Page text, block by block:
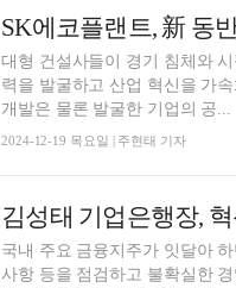
SK에코플랜트, 新 동
대형 건설사들이 경기 침체와
력을 발굴하고 산업 혁신을 가
개발은 물론 발굴한 기업의 공...
2024-12-19 목요일 | 주현태 기자
국내 주요 금융지주가 잇달아
사항 등을 점검하고 불확실한